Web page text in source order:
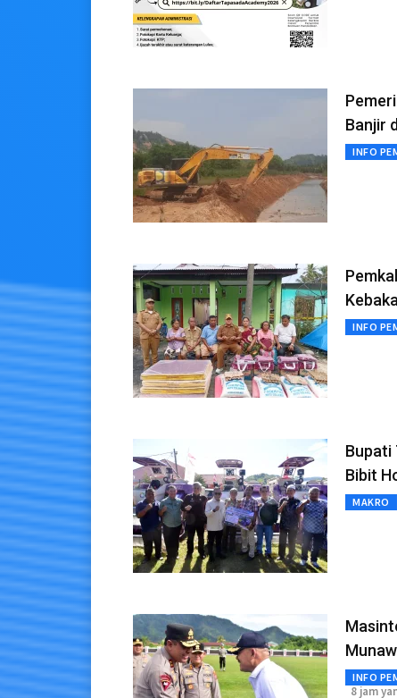
Banjir
INFO
INFO
Bupati
Bibit
MAKRO
INFO
8 jam